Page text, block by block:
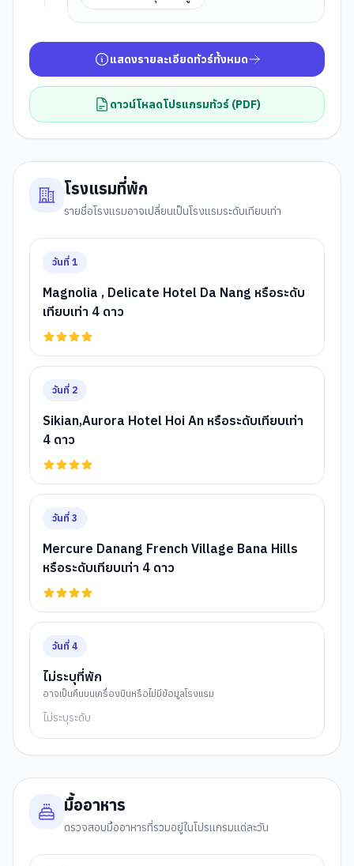
แสดงรายละเอียดทัวร์ทั้งหมด
ดาวน์โหลดโปรแกรมทัวร์ (PDF)
โรงแรมที่พัก
รายชื่อโรงแรมอาจเปลี่ยนเป็นโรงแรมระดับเทียบเท่า
วันที่ 1
Magnolia , Delicate Hotel Da Nang หรือระดับ
เทียบเท่า 4 ดาว
วันที่ 2
Sikian,Aurora Hotel Hoi An หรือระดับเทียบเท่า
4 ดาว
วันที่ 3
Mercure Danang French Village Bana Hills
หรือระดับเทียบเท่า 4 ดาว
วันที่ 4
ไม่ระบุที่พัก
อาจเป็นคืนบนเครื่องบินหรือไม่มีข้อมูลโรงแรม
ไม่ระบุระดับ
มื้ออาหาร
ตรวจสอบมื้ออาหารที่รวมอยู่ในโปรแกรมแต่ละวัน